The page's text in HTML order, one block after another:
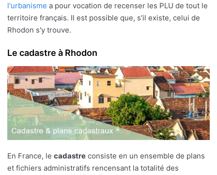
l'urbanisme a pour vocation de recenser les PLU de tout le
territoire français. Il est possible que, s'il existe, celui de
Rhodon s'y trouve.
Le cadastre à Rhodon
En France, le cadastre consiste en un ensemble de plans
et fichiers administratifs rencensant la totalité des